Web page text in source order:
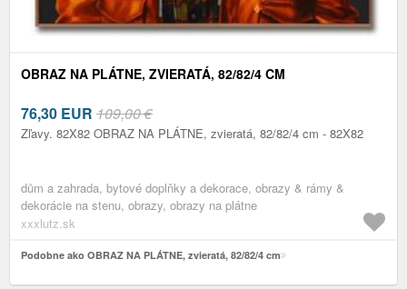
OBRAZ NA PLÁTNE, ZVIERATÁ, 82/82/4 CM
76,30 EUR 109,00 €
Zľavy. 82X82 OBRAZ NA PLÁTNE, zvieratá, 82/82/4 cm - 82X82
dům a zahrada, bytové doplňky a dekorace, obrazy & rámy &
dekorácie na stenu, obrazy, obrazy na plátne
xxxlutz.sk
Podobne ako OBRAZ NA PLÁTNE, zvieratá, 82/82/4 cm